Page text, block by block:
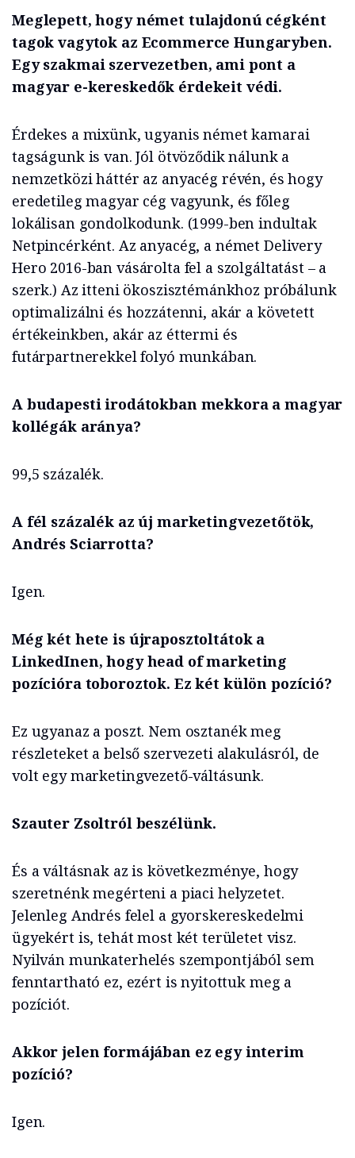
Meglepett, hogy német tulajdonú cégként
tagok vagytok az Ecommerce Hungaryben.
Egy szakmai szervezetben, ami pont a
magyar e-kereskedők érdekeit védi.
Érdekes a mixünk, ugyanis német kamarai
tagságunk is van. Jól ötvöződik nálunk a
nemzetközi háttér az anyacég révén, és hogy
eredetileg magyar cég vagyunk, és főleg
lokálisan gondolkodunk. (1999-ben indultak
Netpincérként. Az anyacég, a német Delivery
Hero 2016-ban vásárolta fel a szolgáltatást – a
szerk.) Az itteni ökoszisztémánkhoz próbálunk
optimalizálni és hozzátenni, akár a követett
értékeinkben, akár az éttermi és
futárpartnerekkel folyó munkában.
A budapesti irodátokban mekkora a magyar
kollégák aránya?
99,5 százalék.
A fél százalék az új marketingvezetőtök,
Andrés Sciarrotta?
Igen.
Még két hete is újraposztoltátok a
LinkedInen, hogy head of marketing
pozícióra toboroztok. Ez két külön pozíció?
Ez ugyanaz a poszt. Nem osztanék meg
részleteket a belső szervezeti alakulásról, de
volt egy marketingvezető-váltásunk.
Szauter Zsoltról beszélünk.
És a váltásnak az is következménye, hogy
szeretnénk megérteni a piaci helyzetet.
Jelenleg Andrés felel a gyorskereskedelmi
ügyekért is, tehát most két területet visz.
Nyilván munkaterhelés szempontjából sem
fenntartható ez, ezért is nyitottuk meg a
pozíciót.
Akkor jelen formájában ez egy interim
pozíció?
Igen.